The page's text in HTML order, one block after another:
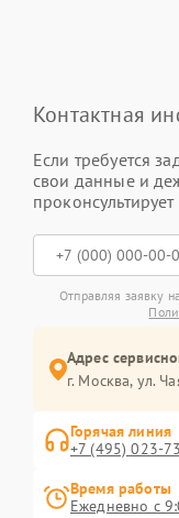
Контактная
Если требуется
свои данные и
проконсультирует
Отправляя заявку
Адрес
г. Москва, ул.
Горячая линия
+7 (495) 023-
Время работы
Ежедневно с